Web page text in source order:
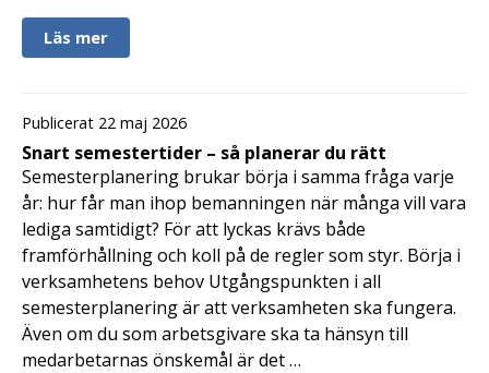
Läs mer
Publicerat 22 maj 2026
Snart semestertider – så planerar du rätt
Semesterplanering brukar börja i samma fråga varje
år: hur får man ihop bemanningen när många vill vara
lediga samtidigt? För att lyckas krävs både
framförhållning och koll på de regler som styr. Börja i
verksamhetens behov Utgångspunkten i all
semesterplanering är att verksamheten ska fungera.
Även om du som arbetsgivare ska ta hänsyn till
medarbetarnas önskemål är det …